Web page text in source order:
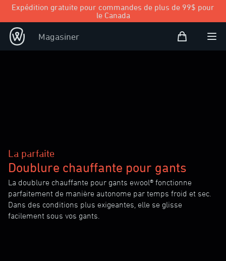
Expédition gratuite pour commandes de plus de 99$ pour
le Canada
Magasiner Panier d’achat
Open
La parfaite
Doublure chauffante pour gants
La doublure chauffante pour gants ewool® fonctionne
parfaitement de manière autonome par temps froid et sec.
Dans des conditions plus exigeantes, elle se glisse
facilement sous vos gants.